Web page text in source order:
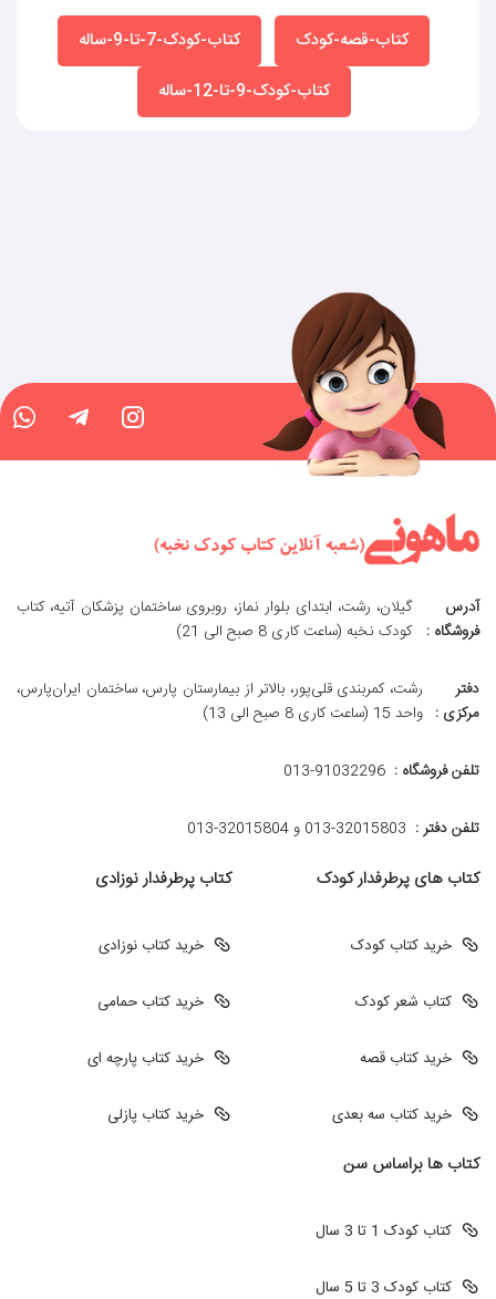
کتاب-قصه-کودک
کتاب-کودک-7-تا-9-ساله
کتاب-کودک-9-تا-12-ساله
آدرس
فروشگاه :
گیلان، رشت، ابتدای بلوار نماز، روبروی ساختمان پزشکان آتیه، کتاب
کودک نخبه (ساعت کاری 8 صبح الی 21)
دفتر
مرکزی :
رشت، کمربندی قلی‌پور، بالاتر از بیمارستان پارس، ساختمان ایران‌پارس،
واحد 15 (ساعت کاری 8 صبح الی 13)
تلفن فروشگاه : 013-91032296
تلفن دفتر : 013-32015803 و 32015804-013
کتاب های پرطرفدار کودک
خرید کتاب کودک
کتاب شعر کودک
خرید کتاب قصه
خرید کتاب سه بعدی
کتاب پرطرفدار نوزادی
خرید کتاب نوزادی
خرید کتاب حمامی
خرید کتاب پارچه ای
خرید کتاب پازلی
کتاب ها براساس سن
کتاب کودک 1 تا 3 سال
کتاب کودک 3 تا 5 سال